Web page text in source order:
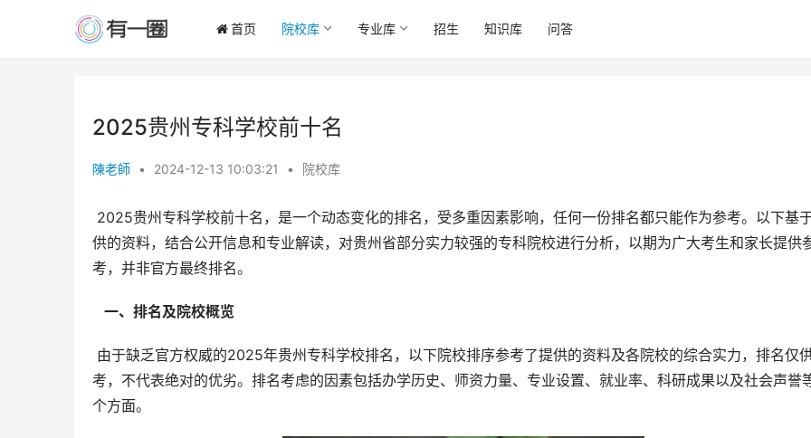
首页 院校库 专业库 招生 知识库 问答
2025贵州专科学校前十名
陳老師 • 2024-12-13 10:03:21 • 院校库
供的资料，结合公开信息和专业解读，对贵州省部分实力较强的专科院校进行分析，以期为广大考生和家长提供
考，并非官方最终排名。
  一、排名及院校概览
考，不代表绝对的优劣。排名考虑的因素包括办学历史、师资力量、专业设置、就业率、科研成果以及社会声誉
个方面。